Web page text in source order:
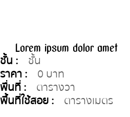
Lorem ipsum dolor amet
ชั้น : ชั้น
ราคา : 0 บาท
พื่นที่ : ตารางวา
พื้นที่ใช้สอย : ตารางเมตร